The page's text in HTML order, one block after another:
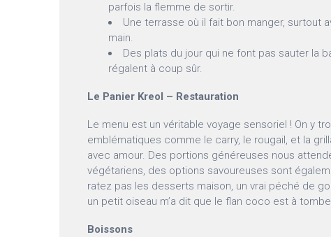
parfois la flemme de sortir.
Une terrasse où il fait bon manger, surtout
main.
Des plats du jour qui ne font pas sauter la
régalent à coup sûr.
Le Panier Kreol – Restauration
Le menu est un véritable voyage sensoriel ! On y
emblématiques comme le carry, le rougail, et la
avec amour. Des portions généreuses nous
végétariens, des options savoureuses sont
ratez pas les desserts maison, un vrai péché de
un petit oiseau m’a dit que le flan coco est à
Boissons